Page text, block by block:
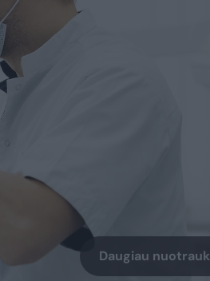
Daugiau